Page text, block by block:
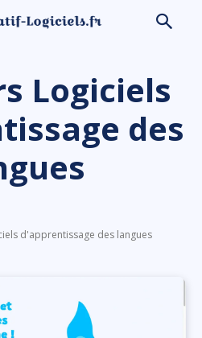
Logiciels
des
d'apprentissage des langues